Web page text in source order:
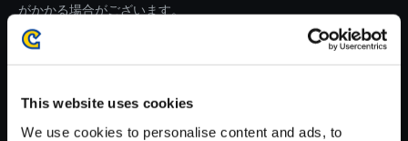
This website uses cookies
We use cookies to personalise content and ads, to
がかかる場合がございます。
※ご購入いただいたファイルのダウンロードの際には、通信環境
が安定しているWifi環境でお試しください。